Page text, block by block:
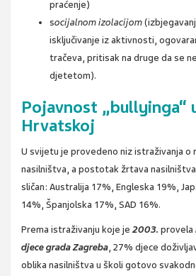
praćenje)
socijalnom izolacijom
isključivanje iz aktivnosti,
tračeva, pritisak na druge da se
djetetom).
Pojavnost „bullyinga“
Hrvatskoj
U svijetu je provedeno niz istraživanja o
nasilništva, a postotak žrtava nasilništva
sličan: Australija 17%, Engleska 19%,
14%, Španjolska 17%, SAD 16%.
Prema istraživanju koje je 2003. provela
djece grada Zagreba, 27% djece
oblika nasilništva u školi gotovo